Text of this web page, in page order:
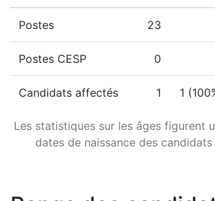
Les statistiques sur les âges figurent
dates de naissance des
Postes 23
Postes CESP 0
Candidats affectés 1 1